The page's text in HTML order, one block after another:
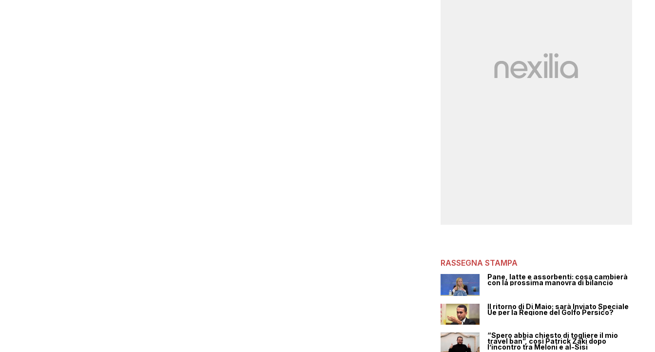
RASSEGNA STAMPA
Pane, latte e assorbenti: cosa cambierà
con la prossima manovra di bilancio
Il ritorno di Di Maio: sarà Inviato Speciale
Ue per la Regione del Golfo Persico?
“Spero abbia chiesto di togliere il mio
travel ban”, così Patrick Zaki dopo
l’incontro tra Meloni e al-Sisi